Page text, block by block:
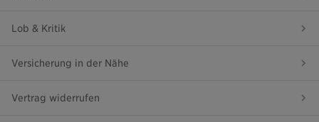
Lob & Kritik
Versicherung in der Nähe
Vertrag widerrufen